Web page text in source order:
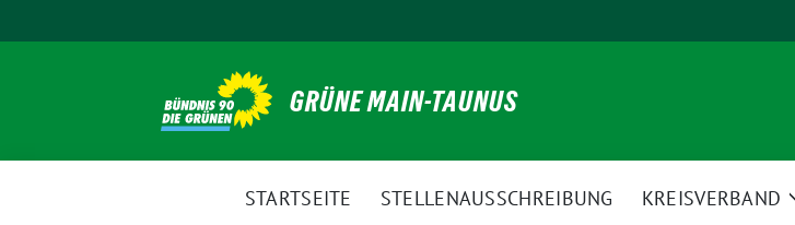
zum
GRÜNE MAIN-TAUNUS
STARTSEITE STELLENAUSSCHREIBUNG KREISVERBAND